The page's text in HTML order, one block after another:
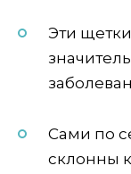
Эти
Сами по
склонны